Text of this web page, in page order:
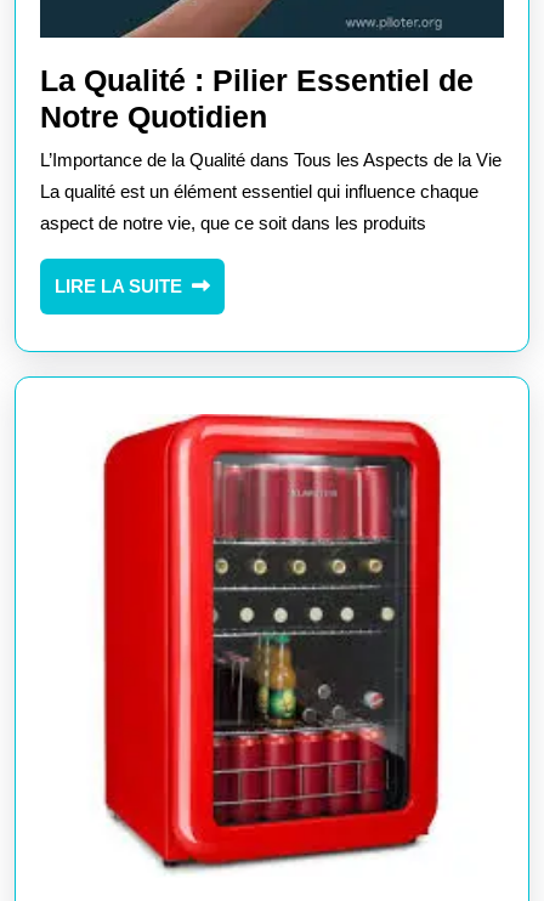
La Qualité : Pilier Essentiel de
Notre Quotidien
Qualité
:
Pilier
Quotidien
L’Importance de la Qualité dans Tous les Aspects de la Vie
La qualité est un élément essentiel qui influence chaque
aspect de notre vie, que ce soit dans les produits
LIRE LA SUITE
LIRE
LA